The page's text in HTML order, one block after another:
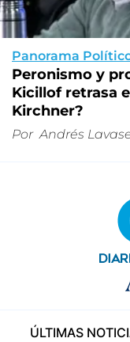
Panorama
Peronismo y
Kicillof retrasa
Kirchner?
Por Andrés
ÚLTIMAS